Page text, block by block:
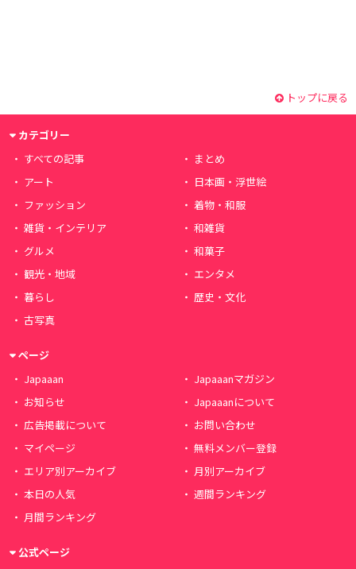
トップに戻る
カテゴリー
すべての記事
まとめ
アート
日本画・浮世絵
ファッション
着物・和服
雑貨・インテリア
和雑貨
グルメ
和菓子
観光・地域
エンタメ
暮らし
歴史・文化
古写真
ページ
Japaaan
Japaaanマガジン
お知らせ
Japaaanについて
広告掲載について
お問い合わせ
マイページ
無料メンバー登録
エリア別アーカイブ
月別アーカイブ
本日の人気
週間ランキング
月間ランキング
公式ページ